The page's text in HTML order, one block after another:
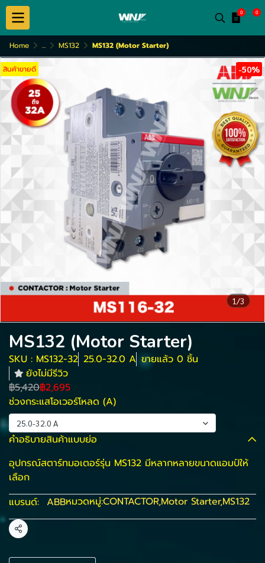
0 0
Home ... MS132 MS132 (Motor Starter)
1/3
สินค้าขายดี -50%
MS132 (Motor Starter)
SKU : MS132-32 25.0-32.0 A ขายแล้ว 0 ชิ้น
ยังไม่มีรีวิว
฿5,420฿2,695
ช่วงกระแสโอเวอร์โหลด (A)
25.0-32.0 A
คำอธิบายสินค้าแบบย่อ
อุปกรณ์สตาร์ทมอเตอร์รุ่น MS132 มีหลากหลายขนาดแอมป์ให้
เลือก
แบรนด์: ABBหมวดหมู่:CONTACTOR,Motor Starter,MS132
แชร์